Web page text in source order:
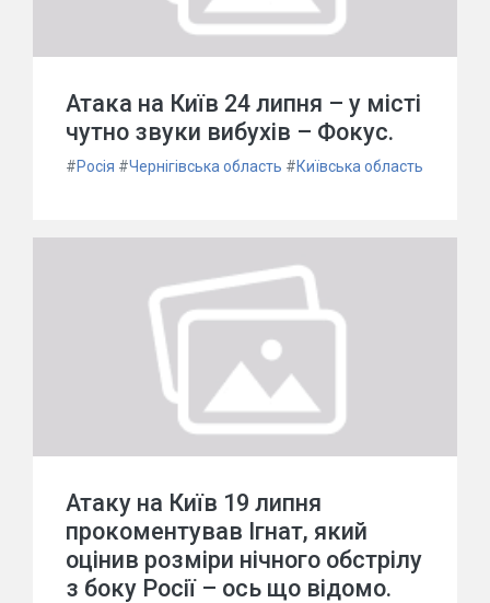
Атака на Київ 24 липня – у місті
чутно звуки вибухів – Фокус.
#Росія #Чернігівська область #Київська область
Атаку на Київ 19 липня
прокоментував Ігнат, який
оцінив розміри нічного обстрілу
з боку Росії – ось що відомо.